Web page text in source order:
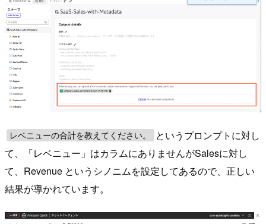
レベニューの合計を教えてください。
というプロンプトに対し
て、「レベニュー」はカラムにありませんがSalesに対し
て、Revenue というシノニムを設定してあるので、正しい
結果が導かれています。